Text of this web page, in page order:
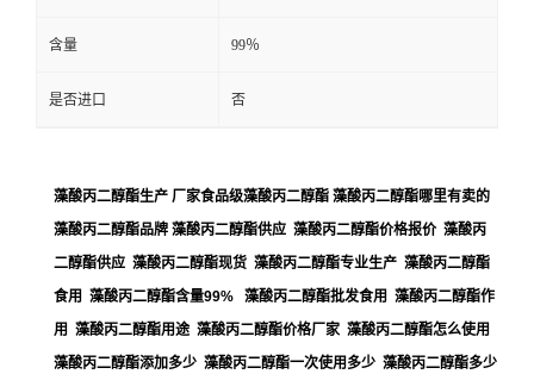
含量 99％
是否进口 否
藻酸丙二醇酯生产 厂家食品级藻酸丙二醇酯 藻酸丙二醇酯哪里有卖的
藻酸丙二醇酯品牌 藻酸丙二醇酯供应 藻酸丙二醇酯价格报价 藻酸丙
二醇酯供应 藻酸丙二醇酯现货 藻酸丙二醇酯专业生产 藻酸丙二醇酯
食用 藻酸丙二醇酯含量99% 藻酸丙二醇酯批发食用 藻酸丙二醇酯作
用 藻酸丙二醇酯用途 藻酸丙二醇酯价格厂家 藻酸丙二醇酯怎么使用
藻酸丙二醇酯添加多少 藻酸丙二醇酯一次使用多少 藻酸丙二醇酯多少